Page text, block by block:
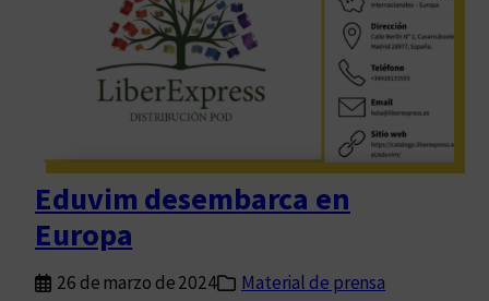
Eduvim desembarca en
Europa
26 de marzo de 2024
Material de prensa